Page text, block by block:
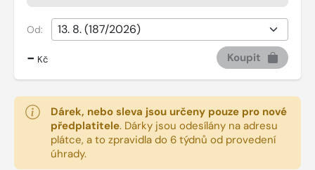
Od:
- Kč Koupit
Dárek, nebo sleva jsou určeny pouze pro nové
předplatitele. Dárky jsou odesílány na adresu
plátce, a to zpravidla do 6 týdnů od provedení
úhrady.